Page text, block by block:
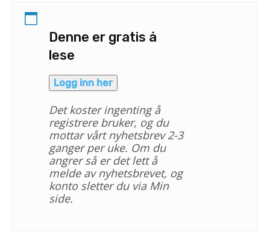
Denne er gratis å
lese
Logg inn her
Det koster ingenting å
registrere bruker, og du
mottar vårt nyhetsbrev 2-3
ganger per uke. Om du
angrer så er det lett å
melde av nyhetsbrevet, og
konto sletter du via Min
side.